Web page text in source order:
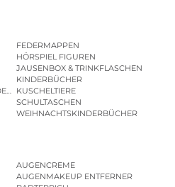
FEDERMAPPEN
HÖRSPIEL FIGUREN
JAUSENBOX & TRINKFLASCHEN
KINDERBÜCHER
KUSCHELTIERE
SCHULTASCHEN
WEIHNACHTSKINDERBÜCHER
AUGENCREME
AUGENMAKEUP ENTFERNER